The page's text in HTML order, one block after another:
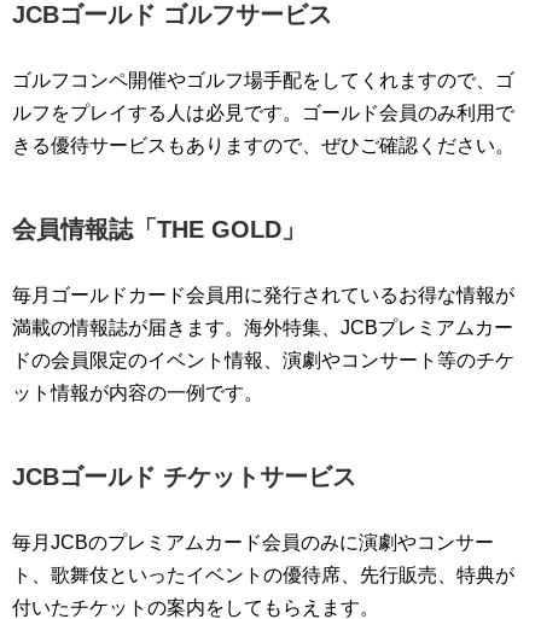
JCBゴールド ゴルフサービス
ゴルフコンペ開催やゴルフ場手配をしてくれますので、ゴ
ルフをプレイする人は必見です。ゴールド会員のみ利用で
きる優待サービスもありますので、ぜひご確認ください。
会員情報誌「THE GOLD」
毎月ゴールドカード会員用に発行されているお得な情報が
満載の情報誌が届きます。海外特集、JCBプレミアムカー
ドの会員限定のイベント情報、演劇やコンサート等のチケ
ット情報が内容の一例です。
JCBゴールド チケットサービス
毎月JCBのプレミアムカード会員のみに演劇やコンサー
ト、歌舞伎といったイベントの優待席、先行販売、特典が
付いたチケットの案内をしてもらえます。